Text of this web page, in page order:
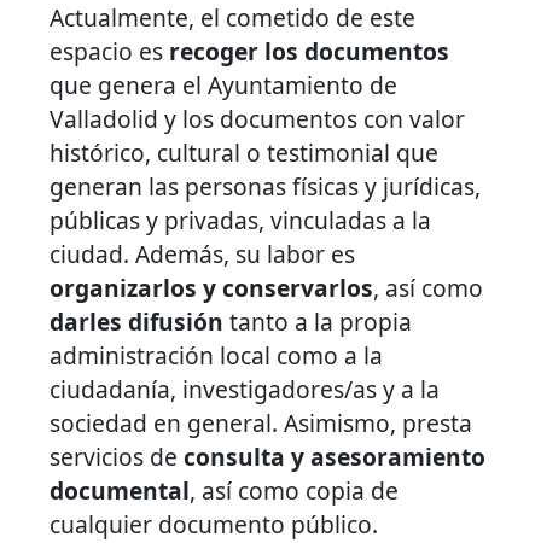
Actualmente, el cometido de este
espacio es recoger los documentos
que genera el Ayuntamiento de
Valladolid y los documentos con valor
histórico, cultural o testimonial que
generan las personas físicas y jurídicas,
públicas y privadas, vinculadas a la
ciudad. Además, su labor es
organizarlos y conservarlos, así como
darles difusión tanto a la propia
administración local como a la
ciudadanía, investigadores/as y a la
sociedad en general. Asimismo, presta
servicios de consulta y asesoramiento
documental, así como copia de
cualquier documento público.